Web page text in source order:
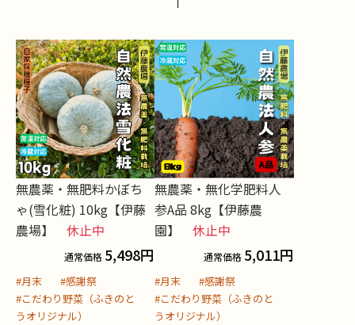
無農薬・無肥料かぼち
ゃ(雪化粧) 10kg【伊藤
農場】 休止中
通常価格 5,498円
#月末
#感謝祭
#こだわり野菜（ふきのと
うオリジナル）
無農薬・無化学肥料人
参A品 8kg【伊藤農
園】休止中
通常価格 5,011円
#月末
#感謝祭
#こだわり野菜（ふきのと
うオリジナル）